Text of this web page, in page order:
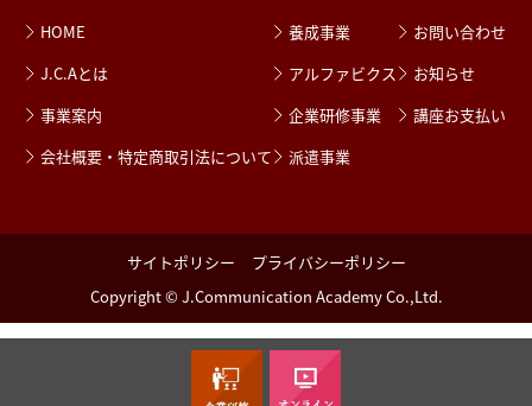
HOME
J.C.Aとは
事業案内
会社概要・特定商取引法について
養成事業
アルファビクス
企業研修事業
派遣事業
お問い合わせ
お知らせ
講座お支払い
サイトポリシー
プライバシーポリシー
Copyright © J.Communication Academy Co.,Ltd.